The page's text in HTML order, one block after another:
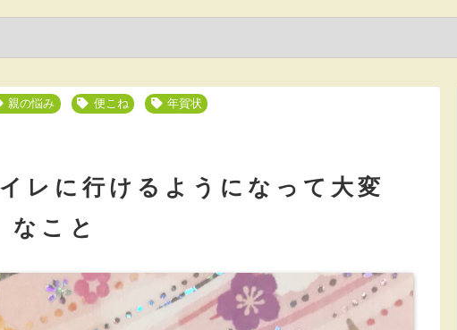
親の悩み 便こね 年賀状
レに行けるようになって大変
なこと